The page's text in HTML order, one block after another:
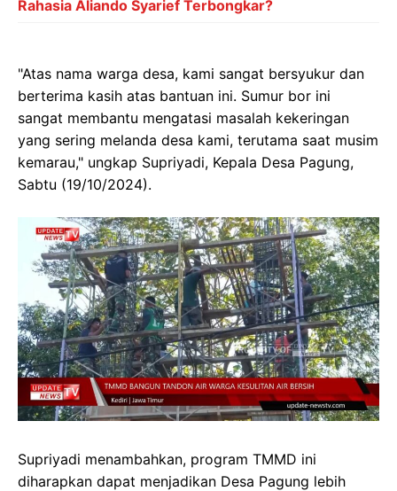
Rahasia Aliando Syarief Terbongkar?
"Atas nama warga desa, kami sangat bersyukur dan
berterima kasih atas bantuan ini. Sumur bor ini
sangat membantu mengatasi masalah kekeringan
yang sering melanda desa kami, terutama saat musim
kemarau," ungkap Supriyadi, Kepala Desa Pagung,
Sabtu (19/10/2024).
Supriyadi menambahkan, program TMMD ini
diharapkan dapat menjadikan Desa Pagung lebih